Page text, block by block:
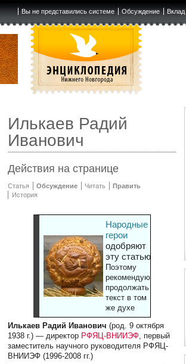
Вы не представились системе Обсуждение Вклад
Илькаев Радий
Иванович
Действия на странице
Статья Обсуждение Читать
Править
История
Народные
герои
одобряют
эту статью
Поэтому
рекомендуют
продолжать
текст в том
же духе
Илькаев Радий Иванович (род. 9 октября
1938 г.) — директор РФЯЦ-ВНИИЭФ, первый
заместитель научного руководителя РФЯЦ-
ВНИИЭФ (1996-2008 гг.)